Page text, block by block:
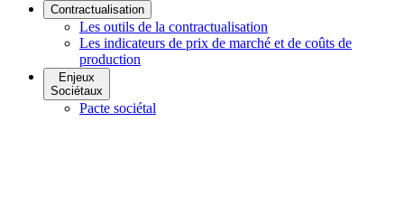
Contractualisation
Les outils de la contractualisation
Les indicateurs de prix de marché et de coûts de
production
Enjeux
Sociétaux
Pacte sociétal